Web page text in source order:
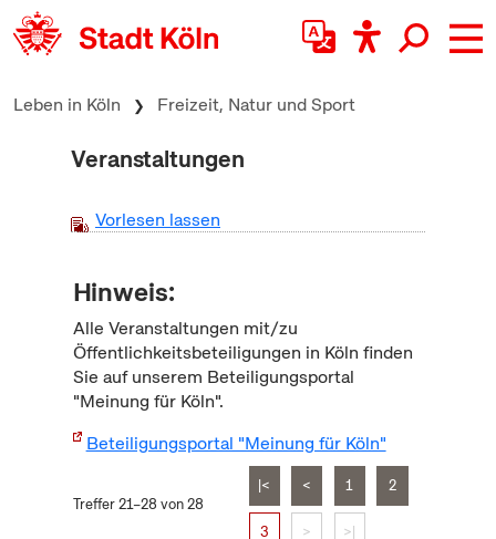
zum Inhalt springen
Leben in Köln Freizeit, Natur und Sport
Veranstaltungen
Vorlesen lassen
Hinweis:
Alle Veranstaltungen mit/zu
Öffentlichkeitsbeteiligungen in Köln finden
Sie auf unserem Beteiligungsportal
"Meinung für Köln".
Beteiligungsportal "Meinung für Köln"
Treffer 21–28 von 28
|< < 1 2
3 > >|